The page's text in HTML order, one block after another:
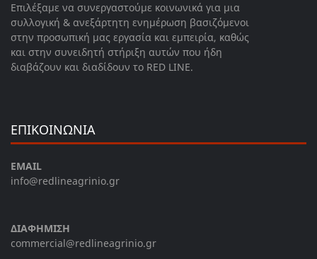
Επιλέξαμε να συνεργαστούμε κοινωνικά για μια
συλλογική & ανεξάρτητη ενημέρωση βασιζόμενοι
στην προσωπική μας εργασία και εμπειρία, καθώς
και στην συνειδητή στήριξη αυτών που ήδη
διαβάζουν και διαδίδουν το RED LINE.
ΕΠΙΚΟΙΝΩΝΙΑ
EMAIL
info@redlineagrinio.gr
ΔΙΑΦΗΜΙΣΗ
commercial@redlineagrinio.gr